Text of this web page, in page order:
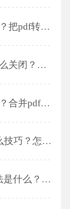
福昕pdf编辑器数学公式怎么做？把pdf转ppt的方法?
福昕pdf编辑器自动弹出窗口怎么关闭？福昕pdf编辑器注释时右侧的窗口怎么关闭？
为什么重装福昕pdf编辑器失败？合并pdf文档的方法是什么？
福昕高级编辑器编辑pdf有什么技巧？怎么删除页面？
福昕编辑器编辑pdf文件的方法是什么？怎么旋转pdf文件的方向？